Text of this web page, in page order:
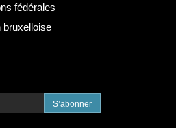
fédérales
bruxelloise
S’abonner